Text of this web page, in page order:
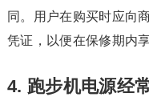
同。用户在购买时应向
凭证，以便在保修期内
4. 跑步机电源经